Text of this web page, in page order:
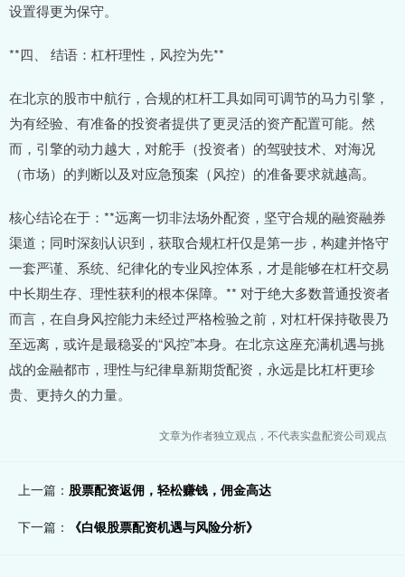
设置得更为保守。
**四、 结语：杠杆理性，风控为先**
在北京的股市中航行，合规的杠杆工具如同可调节的马力引擎，
为有经验、有准备的投资者提供了更灵活的资产配置可能。然
而，引擎的动力越大，对舵手（投资者）的驾驶技术、对海况
（市场）的判断以及对应急预案（风控）的准备要求就越高。
核心结论在于：**远离一切非法场外配资，坚守合规的融资融券
渠道；同时深刻认识到，获取合规杠杆仅是第一步，构建并恪守
一套严谨、系统、纪律化的专业风控体系，才是能够在杠杆交易
中长期生存、理性获利的根本保障。** 对于绝大多数普通投资者
而言，在自身风控能力未经过严格检验之前，对杠杆保持敬畏乃
至远离，或许是最稳妥的“风控”本身。在北京这座充满机遇与挑
战的金融都市，理性与纪律阜新期货配资，永远是比杠杆更珍
贵、更持久的力量。
文章为作者独立观点，不代表实盘配资公司观点
上一篇： 股票配资返佣，轻松赚钱，佣金高达
下一篇： 《白银股票配资机遇与风险分析》